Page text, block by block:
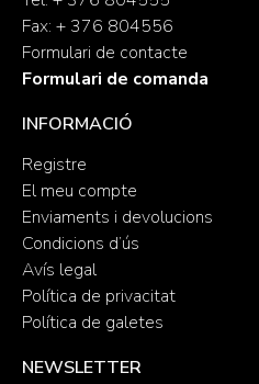
Fax: + 376 804556
Formulari de contacte
Formulari de comanda
INFORMACIÓ
Registre
El meu compte
Enviaments i devolucions
Condicions d’ús
Avís legal
Política de privacitat
Política de galetes
NEWSLETTER